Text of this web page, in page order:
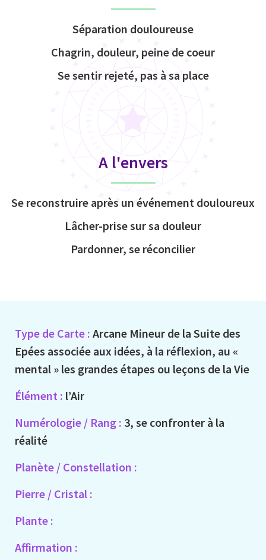
Séparation douloureuse
Chagrin, douleur, peine de coeur
Se sentir rejeté, pas à sa place
A l'envers
Se reconstruire après un événement douloureux
Lâcher-prise sur sa douleur
Pardonner, se réconcilier
Type de Carte : Arcane Mineur de la Suite des
Epées associée aux idées, à la réflexion, au «
mental » les grandes étapes ou leçons de la Vie
Élément : l’Air
Numérologie / Rang : 3, se confronter à la
réalité
Planète / Constellation :
Pierre / Cristal :
Plante :
Affirmation :